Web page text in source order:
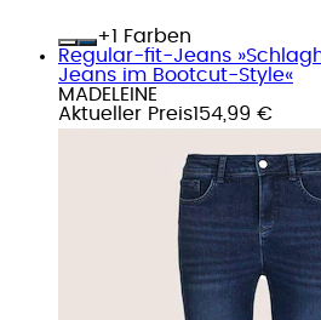
+
Farben
Regular-fit-Jeans
Jeans im Bootcut-Style«
MADELEINE
Aktueller Preis154,99 €